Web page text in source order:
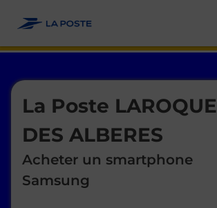
La Poste LAROQUE
DES ALBERES
Acheter un smartphone
Samsung
Le lien s'ouvre dans un nouvel onglet